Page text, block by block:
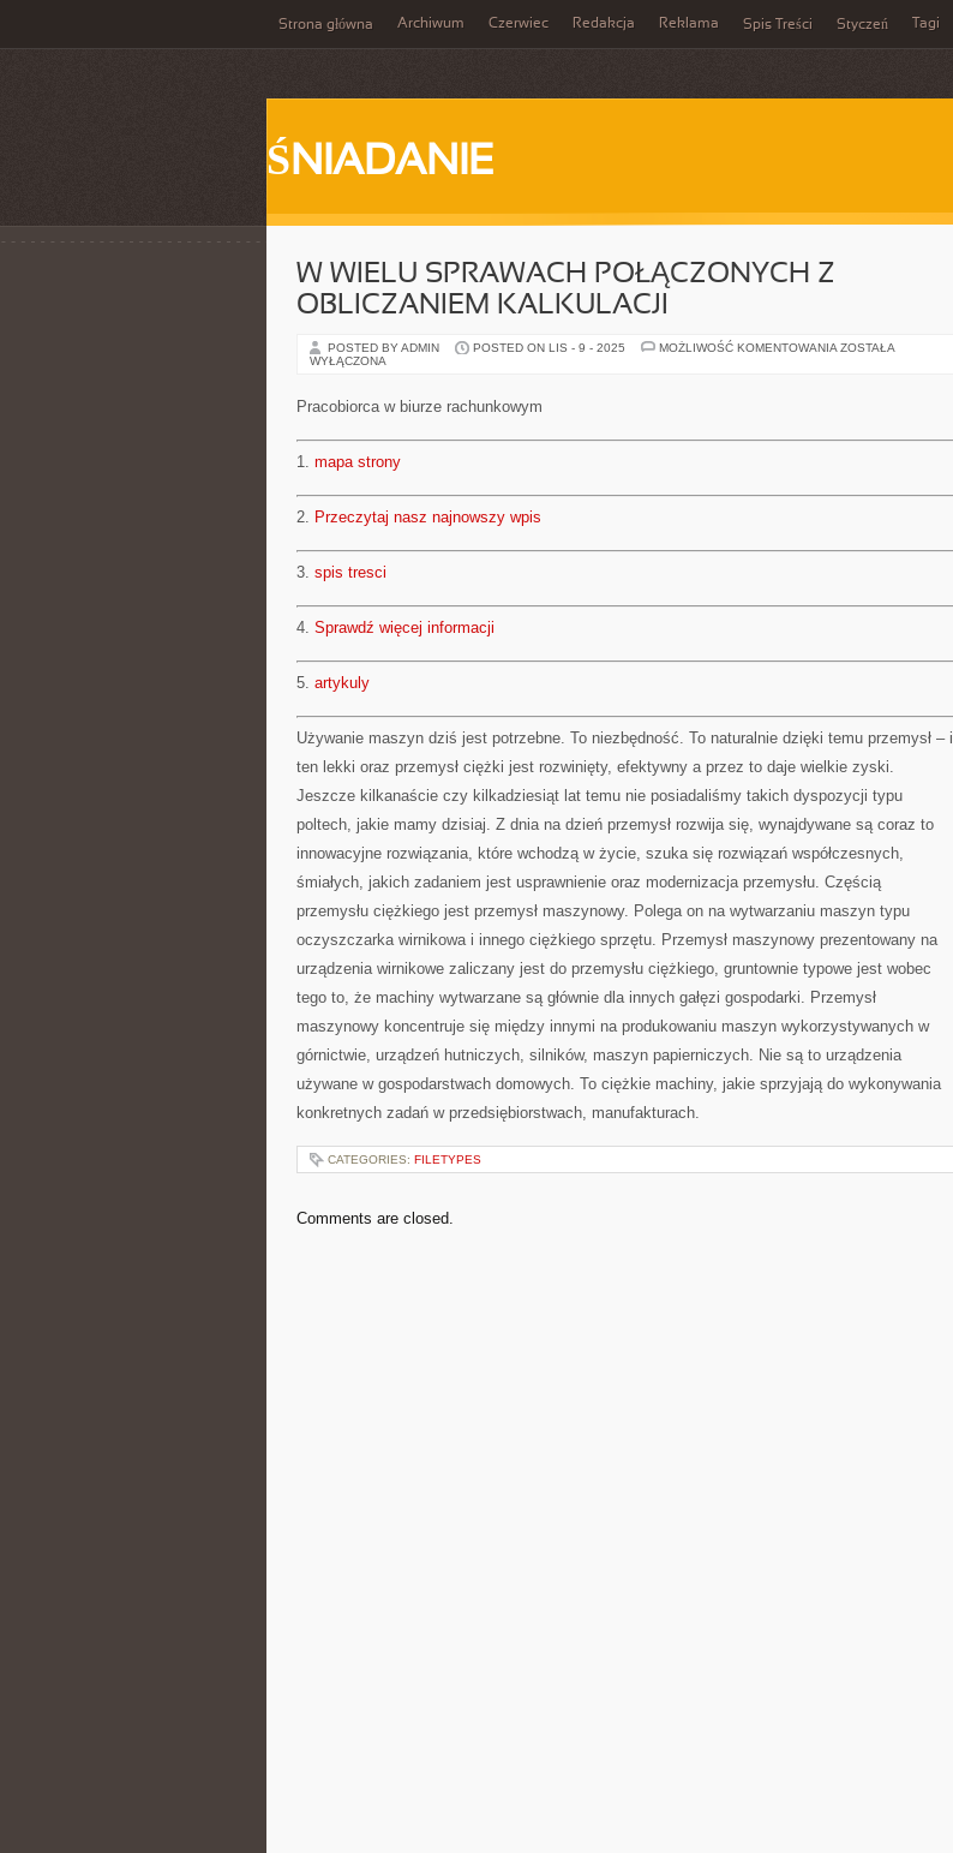
Strona główna Archiwum Czerwiec Redakcja Reklama Spis Treści Styczeń Tagi
ŚNIADANIE
W WIELU SPRAWACH POŁĄCZONYCH Z
OBLICZANIEM KALKULACJI
POSTED BY ADMIN POSTED ON LIS - 9 - 2025 MOŻLIWOŚĆ KOMENTOWANIA W
ZOSTAŁA
WYŁĄCZONA
Pracobiorca w biurze rachunkowym
1. mapa strony
2. Przeczytaj nasz najnowszy wpis
3. spis tresci
4. Sprawdź więcej informacji
5. artykuly
Używanie maszyn dziś jest potrzebne. To niezbędność. To naturalnie dzięki temu przemysł – i
ten lekki oraz przemysł ciężki jest rozwinięty, efektywny a przez to daje wielkie zyski.
Jeszcze kilkanaście czy kilkadziesiąt lat temu nie posiadaliśmy takich dyspozycji typu
poltech, jakie mamy dzisiaj. Z dnia na dzień przemysł rozwija się, wynajdywane są coraz to
innowacyjne rozwiązania, które wchodzą w życie, szuka się rozwiązań współczesnych,
śmiałych, jakich zadaniem jest usprawnienie oraz modernizacja przemysłu. Częścią
przemysłu ciężkiego jest przemysł maszynowy. Polega on na wytwarzaniu maszyn typu
oczyszczarka wirnikowa i innego ciężkiego sprzętu. Przemysł maszynowy prezentowany na
urządzenia wirnikowe zaliczany jest do przemysłu ciężkiego, gruntownie typowe jest wobec
tego to, że machiny wytwarzane są głównie dla innych gałęzi gospodarki. Przemysł
maszynowy koncentruje się między innymi na produkowaniu maszyn wykorzystywanych w
górnictwie, urządzeń hutniczych, silników, maszyn papierniczych. Nie są to urządzenia
używane w gospodarstwach domowych. To ciężkie machiny, jakie sprzyjają do wykonywania
konkretnych zadań w przedsiębiorstwach, manufakturach.
CATEGORIES: FILETYPES
Comments are closed.